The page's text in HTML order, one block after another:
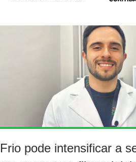
ICS
Frio pode intensificar a